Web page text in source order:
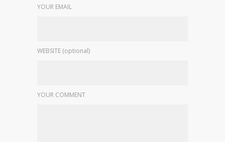
YOUR EMAIL
WEBSITE (optional)
YOUR COMMENT